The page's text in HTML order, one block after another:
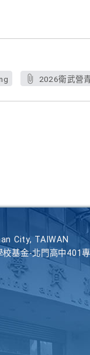
2026衛武營
City, TAIWAN
基金-北門高中401